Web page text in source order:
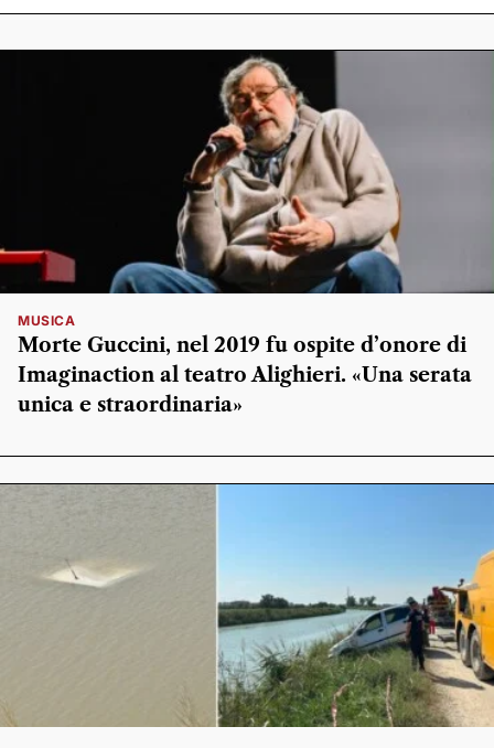
MUSICA
Morte Guccini, nel 2019 fu ospite d’onore di
Imaginaction al teatro Alighieri. «Una serata
unica e straordinaria»